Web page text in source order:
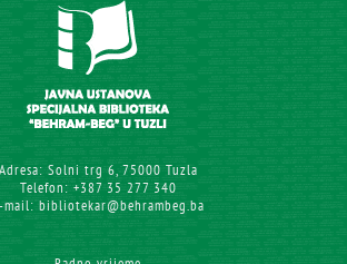
Adresa: Solni trg 6, 75000 Tuzla
Telefon: +387 35 277 340
mail: bibliotekar@behrambeg.ba